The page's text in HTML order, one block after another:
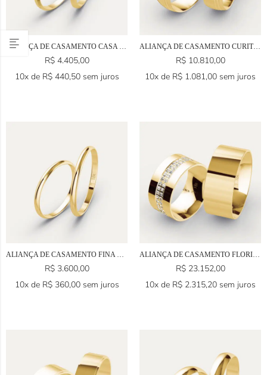
ALIANÇA DE CASAMENTO CASA EM OURO 18K
R$4.405,00
10x de R$440,50 sem juros
ALIANÇA DE CASAMENTO CURITIBA EM OURO 18K
R$10.810,00
10x de R$ 1.081,00 sem juros
ALIANÇA DE CASAMENTO FINA EM OURO 18K
R$3.600,00
10x de R$360,00 sem juros
ALIANÇA DE CASAMENTO FLORIANÓPOLIS EM OURO 18K
R$23.152,00
10x de R$ 2.315,20 sem juros